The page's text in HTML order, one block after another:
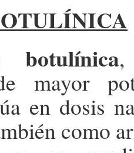
botulínica,
mayor
en dosis
como